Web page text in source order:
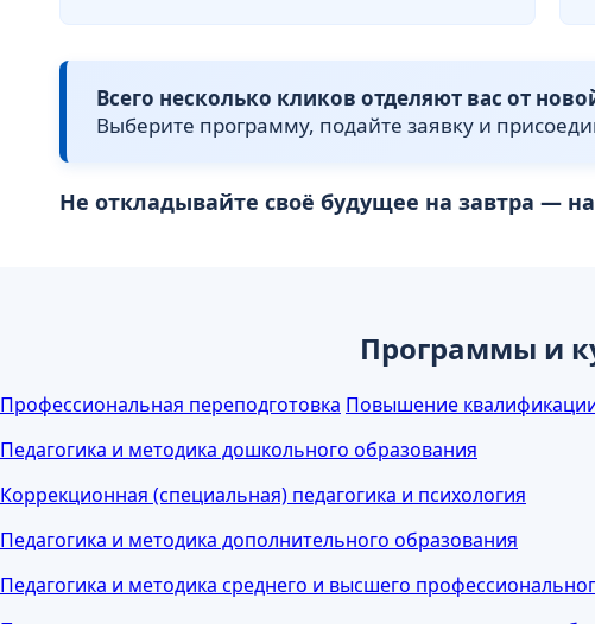
Всего несколько кликов отделяют вас от
Выберите программу, подайте заявку и
Не откладывайте своё будущее на завтра —
Программы и
Профессиональная переподготовка Повышение
Педагогика и методика дошкольного образования
Коррекционная (специальная) педагогика и психология
Педагогика и методика дополнительного образования
Педагогика и методика среднего и высшего